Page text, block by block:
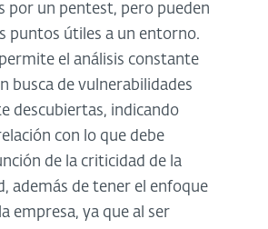
por un pentest, pero pueden
puntos útiles a un entorno.
el análisis constante
busca de vulnerabilidades
descubiertas, indicando
con lo que debe
de la criticidad de la
además de tener el enfoque
empresa, ya que al ser